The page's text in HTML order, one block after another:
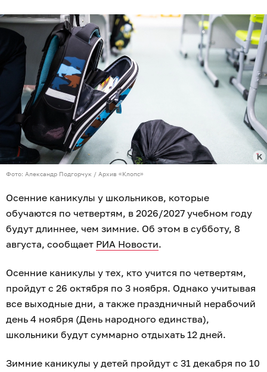
Фото: Александр Подгорчук / Архив «Клопс»
Осенние каникулы у школьников, которые
обучаются по четвертям, в 2026/2027 учебном году
будут длиннее, чем зимние. Об этом в субботу, 8
августа, сообщает РИА Новости.
Осенние каникулы у тех, кто учится по четвертям,
пройдут с 26 октября по 3 ноября. Однако учитывая
все выходные дни, а также праздничный нерабочий
день 4 ноября (День народного единства),
школьники будут суммарно отдыхать 12 дней.
Зимние каникулы у детей пройдут с 31 декабря по 10